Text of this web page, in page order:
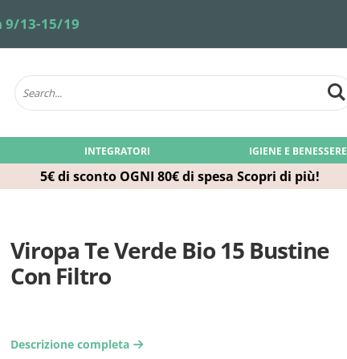
5€ di sconto OGNI 80€ di spesa Scopri di più!
9/13-15/19
INTEGRATORI IGIENE E BENESSERE
Viropa Te Verde Bio 15 Bustine
Con Filtro
Descrizione completa arrow-right2